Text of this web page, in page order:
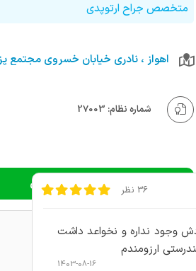
متخصص جراح ارتوپدی
شماره نظام: 27003
دریافت نوبت اینترنتی 36 نظر
وجود نداره و نخواعد داشت
ارزومندم
1403-08-16